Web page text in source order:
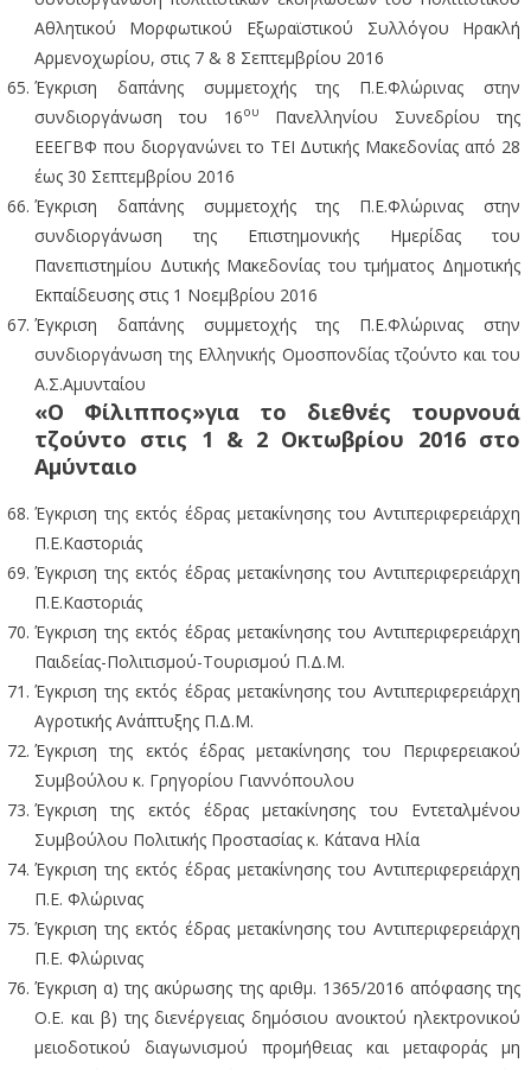
Αθλητικού Μορφωτικού Εξωραϊστικού Συλλόγου Ηρακλή
Αρμενοχωρίου, στις 7 & 8 Σεπτεμβρίου 2016
Έγκριση δαπάνης συμμετοχής της Π.Ε.Φλώρινας στην
συνδιοργάνωση του 16ου
Πανελληνίου Συνεδρίου της
ΕΕΕΓΒΦ που διοργανώνει το ΤΕΙ Δυτικής Μακεδονίας από 28
έως 30 Σεπτεμβρίου 2016
Έγκριση δαπάνης συμμετοχής της Π.Ε.Φλώρινας στην
συνδιοργάνωση της Επιστημονικής Ημερίδας του
Πανεπιστημίου Δυτικής Μακεδονίας του τμήματος Δημοτικής
Εκπαίδευσης στις 1 Νοεμβρίου 2016
Έγκριση δαπάνης συμμετοχής της Π.Ε.Φλώρινας στην
συνδιοργάνωση της Ελληνικής Ομοσπονδίας τζούντο και του
Α.Σ.Αμυνταίου
«Ο Φίλιππος»για το διεθνές τουρνουά
τζούντο στις 1 & 2 Οκτωβρίου 2016 στο
Αμύνταιο
Έγκριση της εκτός έδρας μετακίνησης του Αντιπεριφερειάρχη
Π.Ε.Καστοριάς
Έγκριση της εκτός έδρας μετακίνησης του Αντιπεριφερειάρχη
Π.Ε.Καστοριάς
Έγκριση της εκτός έδρας μετακίνησης του Αντιπεριφερειάρχη
Παιδείας-Πολιτισμού-Τουρισμού Π.Δ.Μ.
Έγκριση της εκτός έδρας μετακίνησης του Αντιπεριφερειάρχη
Αγροτικής Ανάπτυξης Π.Δ.Μ.
Έγκριση της εκτός έδρας μετακίνησης του Περιφερειακού
Συμβούλου κ. Γρηγορίου Γιαννόπουλου
Έγκριση της εκτός έδρας μετακίνησης του Εντεταλμένου
Συμβούλου Πολιτικής Προστασίας κ. Κάτανα Ηλία
Έγκριση της εκτός έδρας μετακίνησης του Αντιπεριφερειάρχη
Π.Ε. Φλώρινας
Έγκριση της εκτός έδρας μετακίνησης του Αντιπεριφερειάρχη
Π.Ε. Φλώρινας
Έγκριση α) της ακύρωσης της αριθμ. 1365/2016 απόφασης της
Ο.Ε. και β) της διενέργειας δημόσιου ανοικτού ηλεκτρονικού
μειοδοτικού διαγωνισμού προμήθειας και μεταφοράς μη